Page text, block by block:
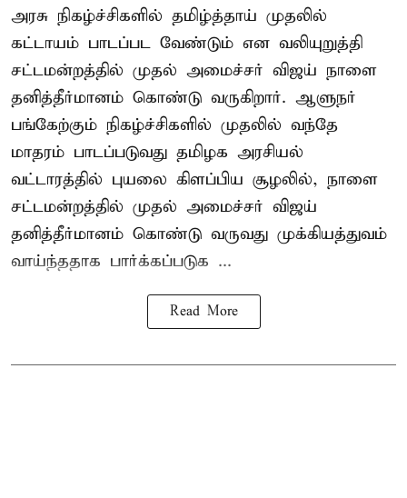
அரசு நிகழ்ச்சிகளில் தமிழ்த்தாய் முதலில்
கட்டாயம் பாடப்பட வேண்டும் என வலியுறுத்தி
சட்டமன்றத்தில் முதல் அமைச்சர் விஜய் நாளை
தனித்தீர்மானம் கொண்டு வருகிறார். ஆளுநர்
பங்கேற்கும் நிகழ்ச்சிகளில் முதலில் வந்தே
மாதரம் பாடப்படுவது தமிழக அரசியல்
வட்டாரத்தில் புயலை கிளப்பிய சூழலில், நாளை
சட்டமன்றத்தில் முதல் அமைச்சர் விஜய்
தனித்தீர்மானம் கொண்டு வருவது முக்கியத்துவம்
வாய்ந்ததாக பார்க்கப்படுக ...
Read More